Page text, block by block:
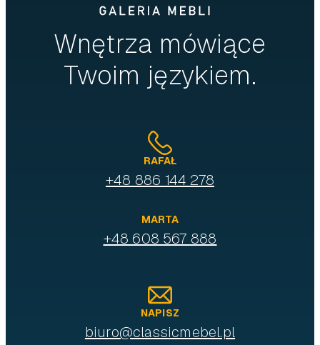
Wnętrza mówiące
Twoim językiem.
RAFAŁ
+48 886 144 278
MARTA
+48 608 567 888
NAPISZ
biuro@classicmebel.pl